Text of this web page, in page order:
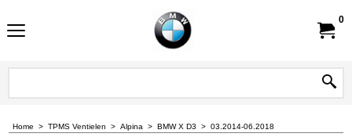
0
Home > TPMS Ventielen > Alpina > BMW X D3 > 03.2014-06.2018